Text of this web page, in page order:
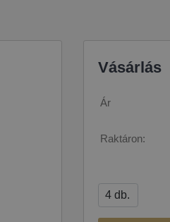
Vásárlás
Ár
Raktáron: